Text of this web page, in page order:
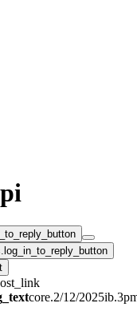
core.2/12/